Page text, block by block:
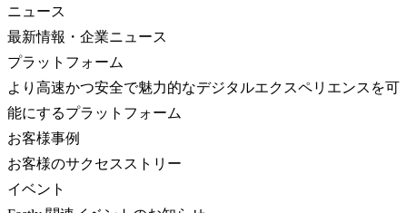
ニュース
最新情報・企業ニュース
プラットフォーム
より高速かつ安全で魅力的なデジタルエクスペリエンスを可
能にするプラットフォーム
お客様事例
お客様のサクセスストリー
イベント